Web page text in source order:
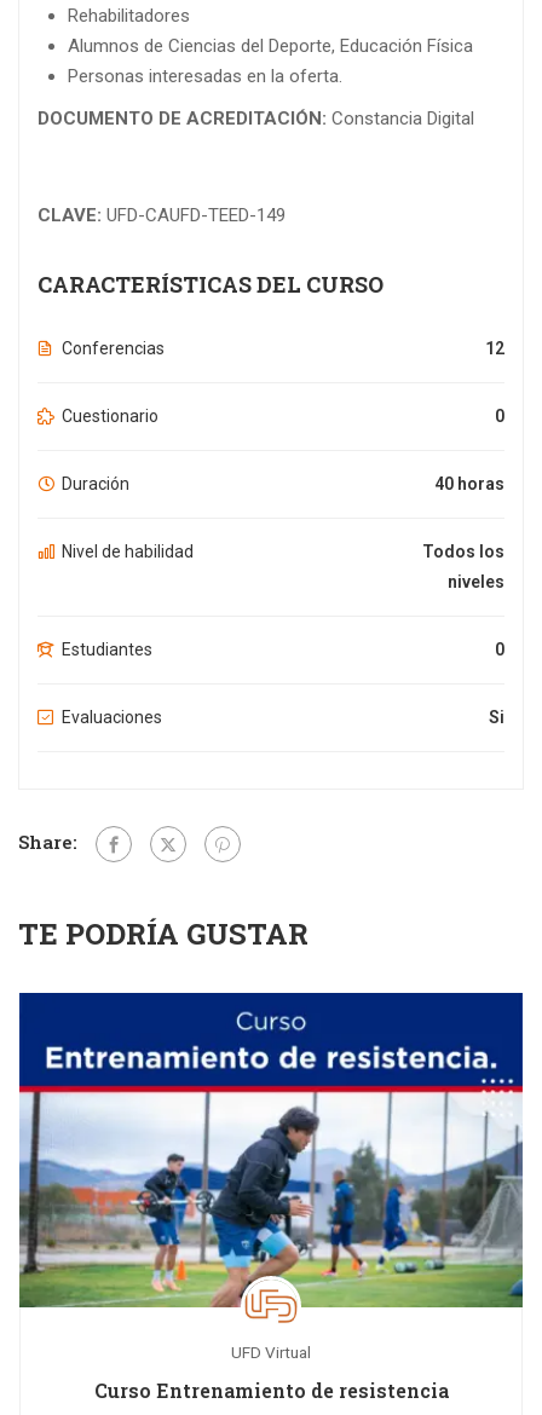
Rehabilitadores
Alumnos de Ciencias del Deporte, Educación Física
Personas interesadas en la oferta.
DOCUMENTO DE ACREDITACIÓN: Constancia Digital
CLAVE: UFD-CAUFD-TEED-149
CARACTERÍSTICAS DEL CURSO
Conferencias 12
Cuestionario 0
Duración 40 horas
Nivel de habilidad
Todos los
niveles
Estudiantes 0
Evaluaciones Si
Share:
TE PODRÍA GUSTAR
UFD Virtual
Curso Entrenamiento de resistencia